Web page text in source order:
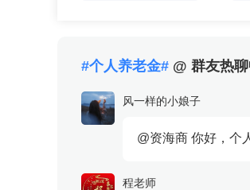
#个人养老金# @ 群友热
风一样的小娘子
@资海商 你好，个
程老师